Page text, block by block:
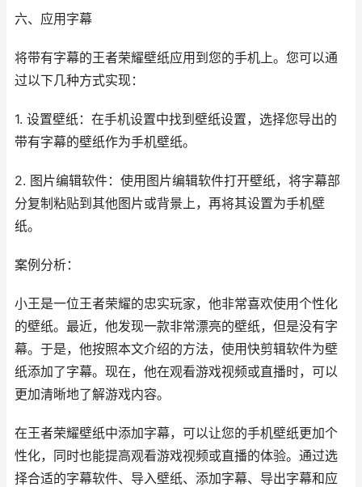
六、应用字幕
将带有字幕的王者荣耀壁纸应用到您的手机上。您可以通
过以下几种方式实现：
1. 设置壁纸：在手机设置中找到壁纸设置，选择您导出的
带有字幕的壁纸作为手机壁纸。
2. 图片编辑软件：使用图片编辑软件打开壁纸，将字幕部
分复制粘贴到其他图片或背景上，再将其设置为手机壁
纸。
案例分析：
小王是一位王者荣耀的忠实玩家，他非常喜欢使用个性化
的壁纸。最近，他发现一款非常漂亮的壁纸，但是没有字
幕。于是，他按照本文介绍的方法，使用快剪辑软件为壁
纸添加了字幕。现在，他在观看游戏视频或直播时，可以
更加清晰地了解游戏内容。
在王者荣耀壁纸中添加字幕，可以让您的手机壁纸更加个
性化，同时也能提高观看游戏视频或直播的体验。通过选
择合适的字幕软件、导入壁纸、添加字幕、导出字幕和应